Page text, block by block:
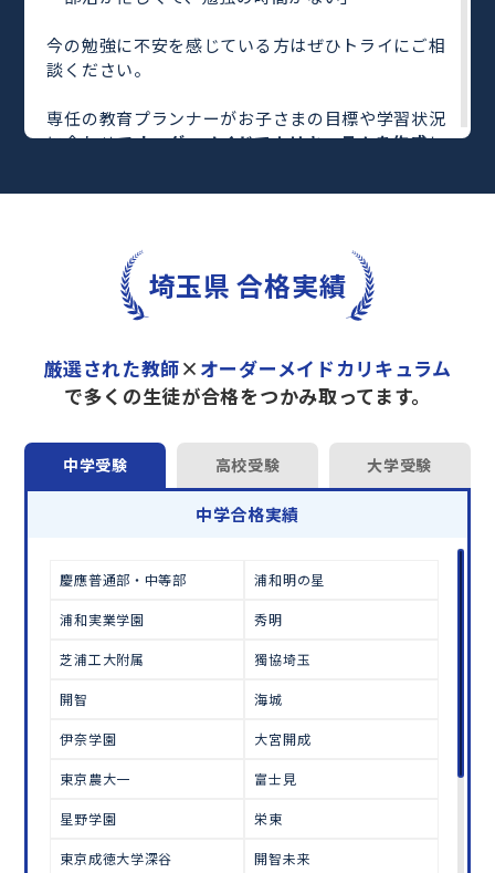
今の勉強に不安を感じている方はぜひトライにご相
談ください。
専任の教育プランナーがお子さまの目標や学習状況
に合わせてオーダーメイドでカリキュラムを作成し
完全マンツーマンで自分に合った教師がわかるまで
さらに、単元別の学習の理解度がわかる「AI学習診
や授業内容や授業以外の勉強をナビゲートする
「DAILY TRY」
など、豊富な学習コンテンツが
トライで一緒に“自己最高得点”を目指しません
か？
オンラインでの学習面談も承っております。
学習相談のお申し込みはこちら
埼玉県 合格実績
厳選された教師× オーダーメイドカリキュラム
で多くの生徒が合格をつかみ取ってます。
中学受験 高校受験 大学受験
中学合格実績
慶應普通部・中等部 浦和明の星
浦和実業学園 秀明
芝浦工大附属 獨協埼玉
開智 海城
伊奈学園 大宮開成
東京農大一 富士見
星野学園 栄東
東京成徳大学深谷 開智未来